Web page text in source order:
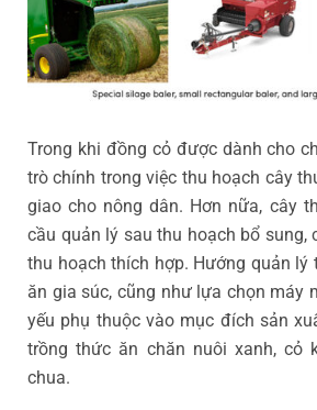
Trong khi đồng cỏ được dành cho
trò chính trong việc thu hoạch cây
giao cho nông dân. Hơn nữa, cây
cầu quản lý sau thu hoạch bổ sung,
thu hoạch thích hợp. Hướng quản lý
ăn gia súc, cũng như lựa chọn máy
yếu phụ thuộc vào mục đích sản
trồng thức ăn chăn nuôi xanh, cỏ
chua.